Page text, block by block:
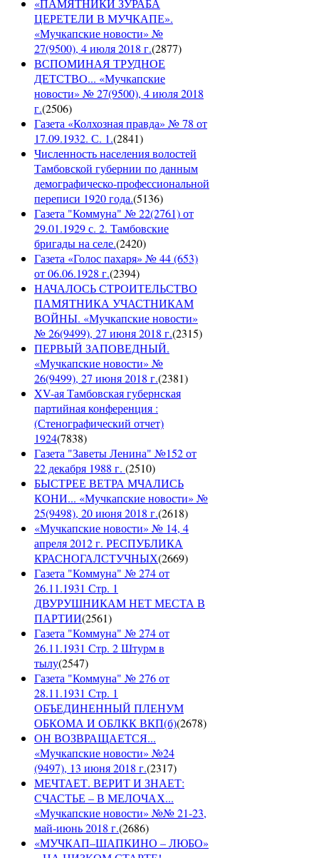
«ПАМЯТНИКИ ЗУРАБА
ЦЕРЕТЕЛИ В МУЧКАПЕ».
«Мучкапские новости» №
27(9500), 4 июля 2018 г.(2877)
ВСПОМИНАЯ ТРУДНОЕ
ДЕТСТВО... «Мучкапские
новости» № 27(9500), 4 июля 2018
г.(2506)
Газета «Колхозная правда» № 78 от
17.09.1932. С. 1.(2841)
Численность населения волостей
Тамбовской губернии по данным
демографическо-профессиональной
переписи 1920 года.(5136)
Газета "Коммуна" № 22(2761) от
29.01.1929 с. 2. Тамбовские
бригады на селе.(2420)
Газета «Голос пахаря» № 44 (653)
от 06.06.1928 г.(2394)
НАЧАЛОСЬ СТРОИТЕЛЬСТВО
ПАМЯТНИКА УЧАСТНИКАМ
ВОЙНЫ. «Мучкапские новости»
№ 26(9499), 27 июня 2018 г.(2315)
ПЕРВЫЙ ЗАПОВЕДНЫЙ.
«Мучкапские новости» №
26(9499), 27 июня 2018 г.(2381)
XV-ая Тамбовская губернская
партийная конференция :
(Стенографический отчет)
1924(7838)
Газета "Заветы Ленина" №152 от
22 декабря 1988 г. (2510)
БЫСТРЕЕ ВЕТРА МЧАЛИСЬ
КОНИ... «Мучкапские новости» №
25(9498), 20 июня 2018 г.(2618)
«Мучкапские новости» № 14, 4
апреля 2012 г. РЕСПУБЛИКА
КРАСНОГАЛСТУЧНЫХ(2669)
Газета "Коммуна" № 274 от
26.11.1931 Стр. 1
ДВУРУШНИКАМ НЕТ МЕСТА В
ПАРТИИ(2561)
Газета "Коммуна" № 274 от
26.11.1931 Стр. 2 Штурм в
тылу(2547)
Газета "Коммуна" № 276 от
28.11.1931 Стр. 1
ОБЪЕДИНЕННЫЙ ПЛЕНУМ
ОБКОМА И ОБЛКК ВКП(б)(2678)
ОН ВОЗВРАЩАЕТСЯ...
«Мучкапские новости» №24
(9497), 13 июня 2018 г.(2317)
МЕЧТАЕТ. ВЕРИТ И ЗНАЕТ:
СЧАСТЬЕ – В МЕЛОЧАХ...
«Мучкапские новости» №№ 21-23,
май-июнь 2018 г.(2686)
«МУЧКАП–ШАПКИНО – ЛЮБО»